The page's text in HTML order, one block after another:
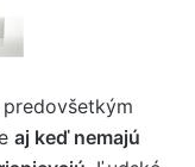
aj keď nemajú